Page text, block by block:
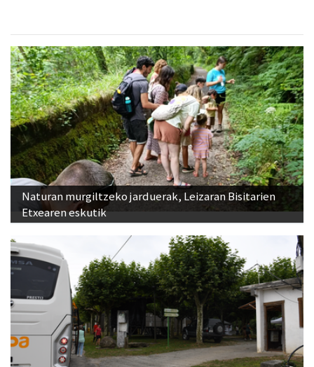
Naturan murgiltzeko jarduerak, Leizaran Bisitarien
Etxearen eskutik